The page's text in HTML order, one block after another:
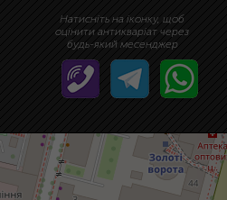
Натисніть на іконку, щоб
оцінити антикваріат через
будь-який месенджер